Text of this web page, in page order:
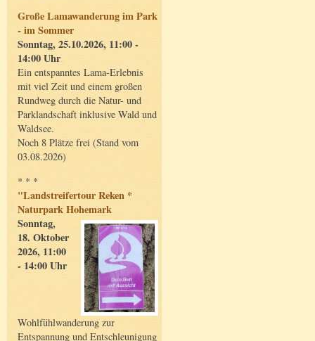
Große Lamawanderung im Park
- im Sommer
Sonntag, 25.10.2026, 11:00 -
14:00 Uhr
Ein entspanntes Lama-Erlebnis
mit viel Zeit und einem großen
Rundweg durch die Natur- und
Parklandschaft inklusive Wald und
Waldsee.
Noch 8 Plätze frei (Stand vom
03.08.2026)
* * *
"Landstreifertour Reken *
Naturpark Hohemark
Sonntag,
18. Oktober
2026, 11:00
- 14:00 Uhr
Wohlfühlwanderung zur
Entspannung und Entschleunigung